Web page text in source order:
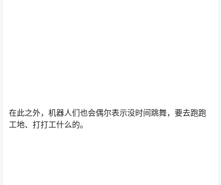
在此之外，机器人们也会偶尔表示没时间跳舞，要去跑跑
工地、打打工什么的。